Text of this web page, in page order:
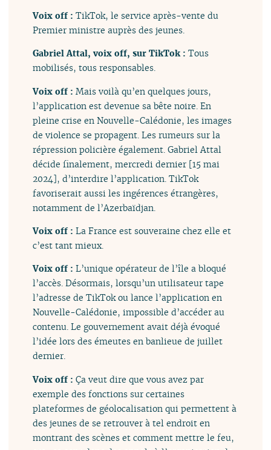
Voix off :TikTok, le service après-vente du
Premier ministre auprès des jeunes.
Gabriel Attal, voix off, sur TikTok :Tous
mobilisés, tous responsables.
Voix off :Mais voilà qu’en quelques jours,
l’application est devenue sa bête noire. En
pleine crise en Nouvelle-Calédonie, les images
de violence se propagent. Les rumeurs sur la
répression policière également. Gabriel Attal
décide finalement, mercredi dernier [15 mai
2024], d’interdire l’application. TikTok
favoriserait aussi les ingérences étrangères,
notamment de l’Azerbaïdjan.
Voix off :La France est souveraine chez elle et
c’est tant mieux.
Voix off :L’unique opérateur de l’île a bloqué
l’accès. Désormais, lorsqu’un utilisateur tape
l’adresse de TikTok ou lance l’application en
Nouvelle-Calédonie, impossible d’accéder au
contenu. Le gouvernement avait déjà évoqué
l’idée lors des émeutes en banlieue de juillet
dernier.
Voix off :Ça veut dire que vous avez par
exemple des fonctions sur certaines
plateformes de géolocalisation qui permettent à
des jeunes de se retrouver à tel endroit en
montrant des scènes et comment mettre le feu,